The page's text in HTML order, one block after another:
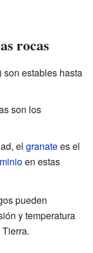
rocas
son estables hasta
son los
el granatees el
en estas
pueden
y temperatura